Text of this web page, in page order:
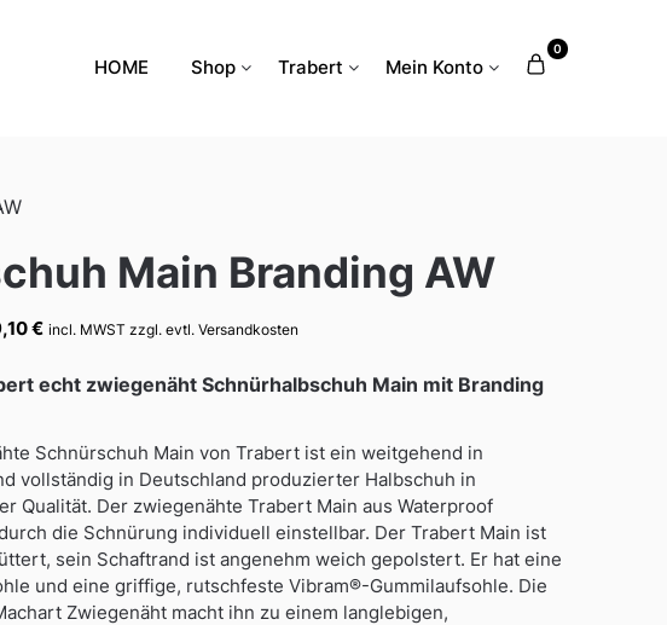
HOME Shop Trabert Mein Konto
0
Main Branding AW
€Aktueller
ist:
incl. MWST zzgl. evtl. Versandkosten
echt zwiegenäht Schnürhalbschuh Main mit Branding
Schnürschuh Main von Trabert ist ein weitgehend in
vollständig in Deutschland produzierter Halbschuh in
Qualität. Der zwiegenähte Trabert Main aus Waterproof
die Schnürung individuell einstellbar. Der Trabert Main ist
sein Schaftrand ist angenehm weich gepolstert. Er hat eine
und eine griffige, rutschfeste Vibram®-Gummilaufsohle. Die
Zwiegenäht macht ihn zu einem langlebigen,